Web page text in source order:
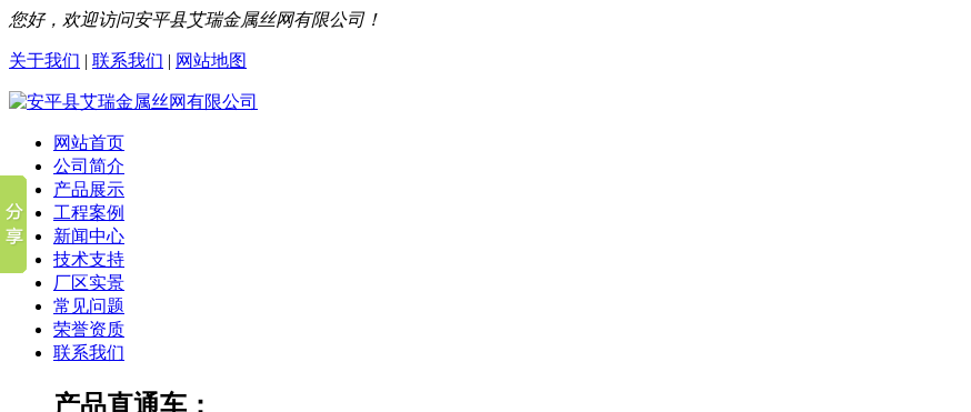
您好，欢迎访问安平县艾瑞金属丝网有限公司！
关于我们 | 联系我们 | 网站地图
网站首页
公司简介
产品展示
工程案例
新闻中心
技术支持
厂区实景
常见问题
荣誉资质
联系我们
产品直通车：